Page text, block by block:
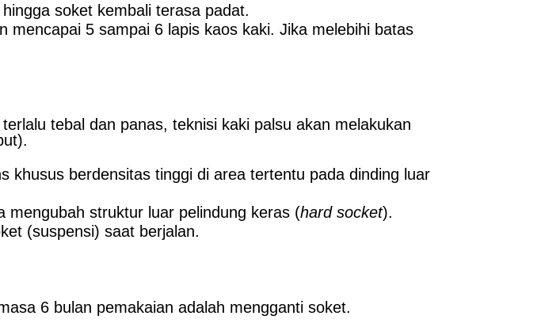
soket kembali terasa padat.
mencapai 5 sampai 6 lapis kaos kaki. Jika melebihi batas
tebal dan panas, teknisi kaki palsu akan melakukan
khusus berdensitas tinggi di area tertentu pada dinding luar
mengubah struktur luar pelindung keras (hard socket).
(suspensi) saat berjalan.
6 bulan pemakaian adalah mengganti soket.